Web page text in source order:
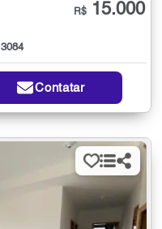
R$ 15.000
Contatar